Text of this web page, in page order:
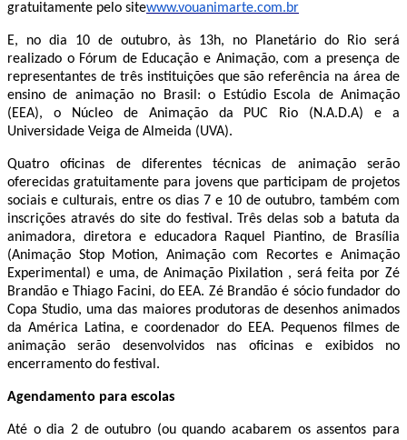
gratuitamente pelo sitewww.vouanimarte.com.br
E, no dia 10 de outubro, às 13h, no Planetário do Rio será
realizado o Fórum de Educação e Animação, com a presença de
representantes de três instituições que são referência na área de
ensino de animação no Brasil: o Estúdio Escola de Animação
(EEA), o Núcleo de Animação da PUC Rio (N.A.D.A) e a
Universidade Veiga de Almeida (UVA).
Quatro oficinas de diferentes técnicas de animação serão
oferecidas gratuitamente para jovens que participam de projetos
sociais e culturais, entre os dias 7 e 10 de outubro, também com
inscrições através do site do festival. Três delas sob a batuta da
animadora, diretora e educadora Raquel Piantino, de Brasília
(Animação Stop Motion, Animação com Recortes e Animação
Experimental) e uma, de Animação Pixilation , será feita por Zé
Brandão e Thiago Facini, do EEA. Zé Brandão é sócio fundador do
Copa Studio, uma das maiores produtoras de desenhos animados
da América Latina, e coordenador do EEA. Pequenos filmes de
animação serão desenvolvidos nas oficinas e exibidos no
encerramento do festival.
Agendamento para escolas
Até o dia 2 de outubro (ou quando acabarem os assentos para